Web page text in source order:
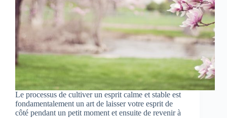
Le processus de cultiver un esprit calme et stable est
fondamentalement un art de laisser votre esprit de
côté pendant un petit moment et ensuite de revenir à